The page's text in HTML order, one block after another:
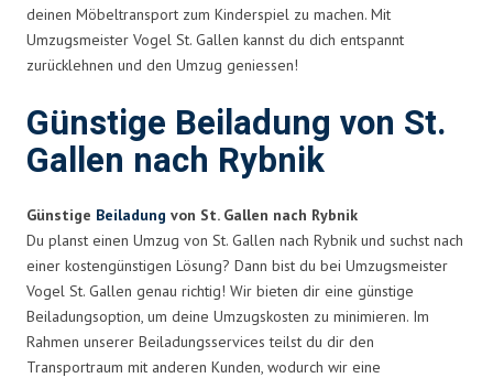
deinen Möbeltransport zum Kinderspiel zu machen. Mit
Umzugsmeister Vogel St. Gallen kannst du dich entspannt
zurücklehnen und den Umzug geniessen!
Günstige Beiladung von St.
Gallen nach Rybnik
Günstige Beiladung von St. Gallen nach Rybnik
Du planst einen Umzug von St. Gallen nach Rybnik und suchst nach
einer kostengünstigen Lösung? Dann bist du bei Umzugsmeister
Vogel St. Gallen genau richtig! Wir bieten dir eine günstige
Beiladungsoption, um deine Umzugskosten zu minimieren. Im
Rahmen unserer Beiladungsservices teilst du dir den
Transportraum mit anderen Kunden, wodurch wir eine